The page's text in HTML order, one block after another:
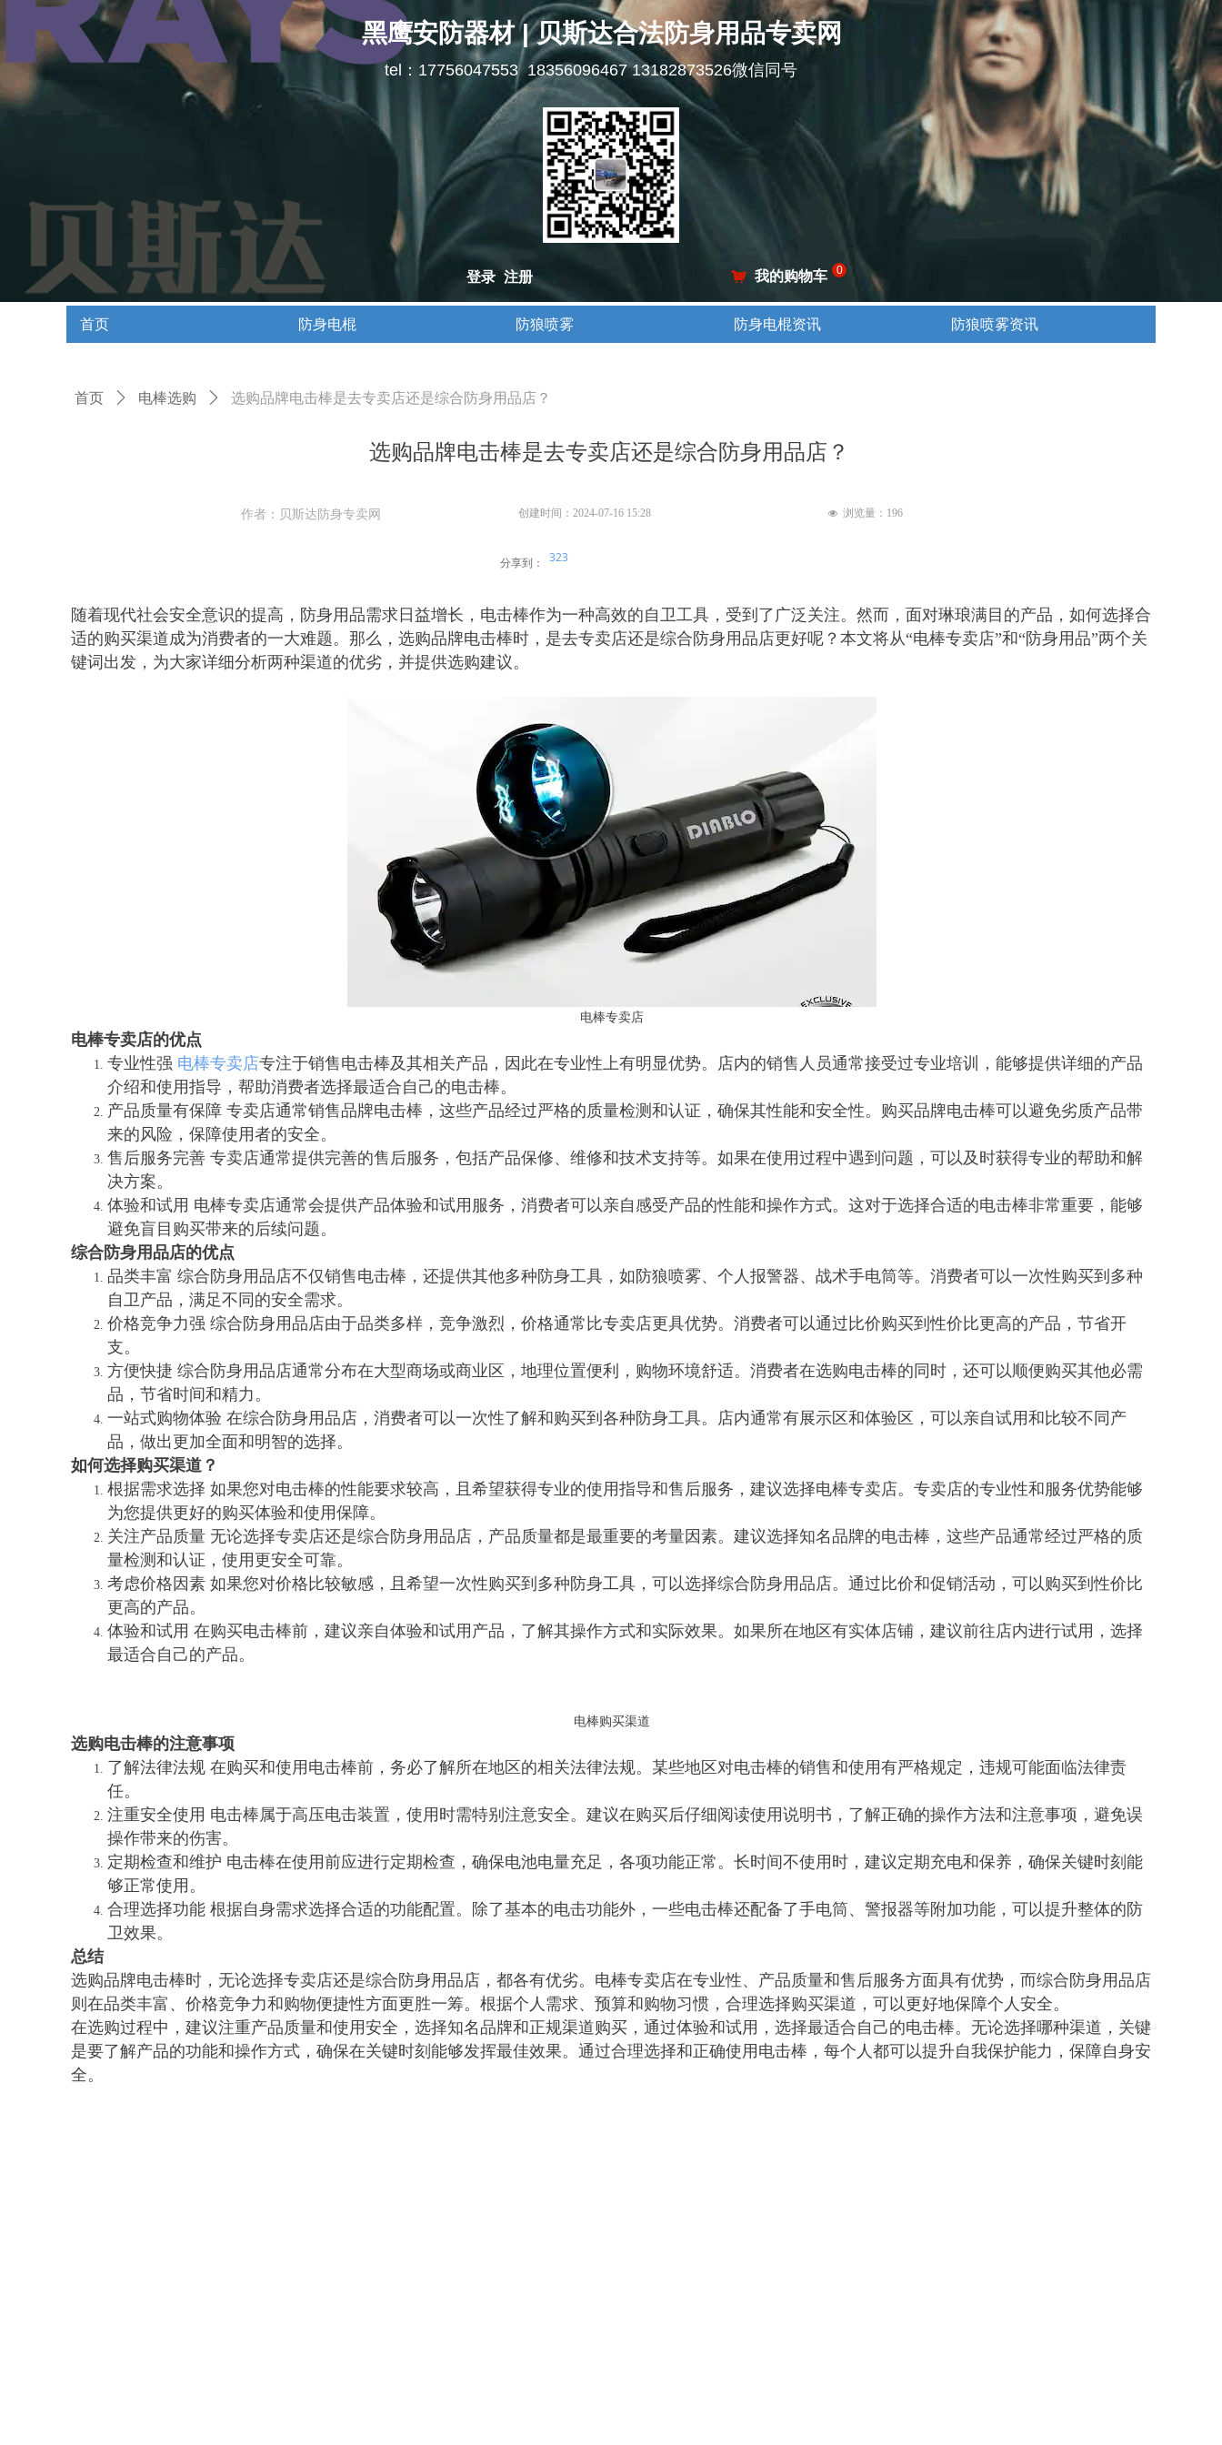
首页 防身电棍 防狼喷雾 防身电棍资讯 防狼喷雾资讯
黑鹰安防器材 | 贝斯达合法防身用品专卖网
낙 我的购物车 0
登录 注册
tel：17756047553 18356096467 13182873526微信同号
选购品牌电击棒是去专卖店还是综合防身用品店？
随着现代社会安全意识的提高，防身用品需求日益增长，电击棒作为一种高效的自卫工具，受到了广泛关注。然而，面对琳琅满目的产品，如何选择合
适的购买渠道成为消费者的一大难题。那么，选购品牌电击棒时，是去专卖店还是综合防身用品店更好呢？本文将从“电棒专卖店”和“防身用品”两个关
键词出发，为大家详细分析两种渠道的优劣，并提供选购建议。
电棒专卖店
电棒专卖店的优点
专业性强 电棒专卖店专注于销售电击棒及其相关产品，因此在专业性上有明显优势。店内的销售人员通常接受过专业培训，能够提供详细的产品
介绍和使用指导，帮助消费者选择最适合自己的电击棒。
产品质量有保障 专卖店通常销售品牌电击棒，这些产品经过严格的质量检测和认证，确保其性能和安全性。购买品牌电击棒可以避免劣质产品带
来的风险，保障使用者的安全。
售后服务完善 专卖店通常提供完善的售后服务，包括产品保修、维修和技术支持等。如果在使用过程中遇到问题，可以及时获得专业的帮助和解
决方案。
体验和试用 电棒专卖店通常会提供产品体验和试用服务，消费者可以亲自感受产品的性能和操作方式。这对于选择合适的电击棒非常重要，能够
避免盲目购买带来的后续问题。
综合防身用品店的优点
品类丰富 综合防身用品店不仅销售电击棒，还提供其他多种防身工具，如防狼喷雾、个人报警器、战术手电筒等。消费者可以一次性购买到多种
自卫产品，满足不同的安全需求。
价格竞争力强 综合防身用品店由于品类多样，竞争激烈，价格通常比专卖店更具优势。消费者可以通过比价购买到性价比更高的产品，节省开
支。
方便快捷 综合防身用品店通常分布在大型商场或商业区，地理位置便利，购物环境舒适。消费者在选购电击棒的同时，还可以顺便购买其他必需
品，节省时间和精力。
一站式购物体验 在综合防身用品店，消费者可以一次性了解和购买到各种防身工具。店内通常有展示区和体验区，可以亲自试用和比较不同产
品，做出更加全面和明智的选择。
如何选择购买渠道？
根据需求选择 如果您对电击棒的性能要求较高，且希望获得专业的使用指导和售后服务，建议选择电棒专卖店。专卖店的专业性和服务优势能够
为您提供更好的购买体验和使用保障。
关注产品质量 无论选择专卖店还是综合防身用品店，产品质量都是最重要的考量因素。建议选择知名品牌的电击棒，这些产品通常经过严格的质
量检测和认证，使用更安全可靠。
考虑价格因素 如果您对价格比较敏感，且希望一次性购买到多种防身工具，可以选择综合防身用品店。通过比价和促销活动，可以购买到性价比
更高的产品。
体验和试用 在购买电击棒前，建议亲自体验和试用产品，了解其操作方式和实际效果。如果所在地区有实体店铺，建议前往店内进行试用，选择
最适合自己的产品。
电棒购买渠道
选购电击棒的注意事项
了解法律法规 在购买和使用电击棒前，务必了解所在地区的相关法律法规。某些地区对电击棒的销售和使用有严格规定，违规可能面临法律责
任。
注重安全使用 电击棒属于高压电击装置，使用时需特别注意安全。建议在购买后仔细阅读使用说明书，了解正确的操作方法和注意事项，避免误
操作带来的伤害。
定期检查和维护 电击棒在使用前应进行定期检查，确保电池电量充足，各项功能正常。长时间不使用时，建议定期充电和保养，确保关键时刻能
够正常使用。
合理选择功能 根据自身需求选择合适的功能配置。除了基本的电击功能外，一些电击棒还配备了手电筒、警报器等附加功能，可以提升整体的防
卫效果。
总结
选购品牌电击棒时，无论选择专卖店还是综合防身用品店，都各有优劣。电棒专卖店在专业性、产品质量和售后服务方面具有优势，而综合防身用品店
则在品类丰富、价格竞争力和购物便捷性方面更胜一筹。根据个人需求、预算和购物习惯，合理选择购买渠道，可以更好地保障个人安全。
在选购过程中，建议注重产品质量和使用安全，选择知名品牌和正规渠道购买，通过体验和试用，选择最适合自己的电击棒。无论选择哪种渠道，关键
是要了解产品的功能和操作方式，确保在关键时刻能够发挥最佳效果。通过合理选择和正确使用电击棒，每个人都可以提升自我保护能力，保障自身安
全。
分享到： 323
创建时间： 2024-07-16 15:28
首页 ꄲ 电棒选购 ꄲ 选购品牌电击棒是去专卖店还是综合防身用品店？
作者：贝斯达防身专卖网 넶 浏览量： 196